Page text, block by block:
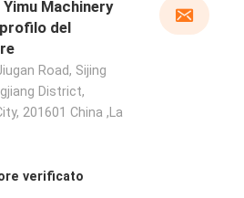
Yimu Machinery
del
Road, Sijing
District,
201601 China ,La
verificato